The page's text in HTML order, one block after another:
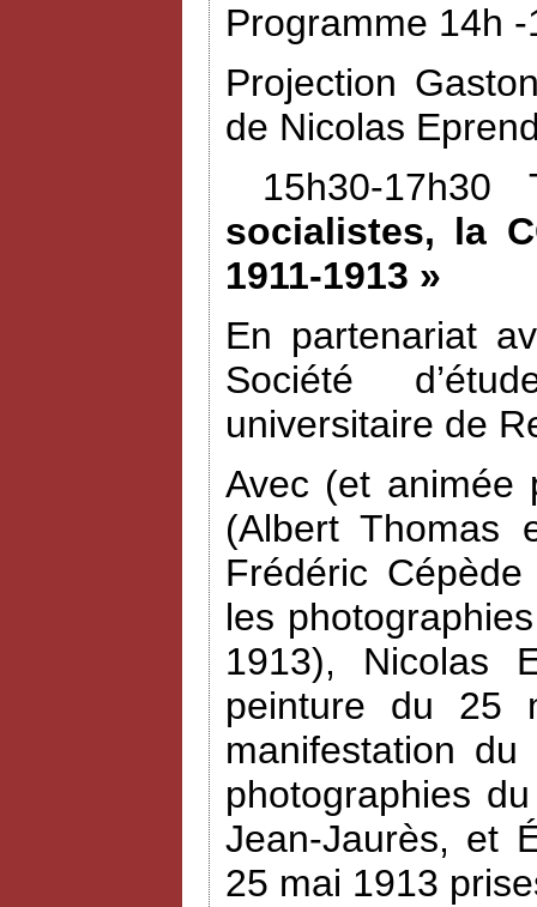
Programme 14h
Projection
de Nicolas
15h30-
socialistes, la
1911-1913 »
En partenariat
Société
universitaire de
Avec (et animée
(Albert Thomas
Frédéric
les
1913), Nicolas
peinture du 25
manifestation
photographies
Jean-Jaurès, et
25 mai 1913